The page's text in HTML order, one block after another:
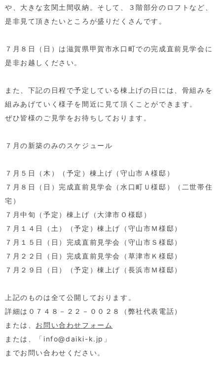
や、大きな玄関土間収納。そして、３階部分のロフトなど、
是非見て頂きたいところが盛りだくさんです。
７月８日（日）は滋賀県甲賀市水口町での完成直前見学会に
是非お越しください。
また、下記の日程で予定している棟上げの日には、骨組みを
組みあげていく様子を間近に見て頂くことができます。
ぜひ皆様のご見学をお待ちしております。
７月の新築のみのスケジュール
７月５日（木）（予定）棟上げ（守山市Ａ様邸）
７月８日（日）完成直前見学会（水口町Ｕ様邸）（二世帯住
宅）
７月中旬（予定）棟上げ（大津市Ｏ様邸）
７月１４日（土）（予定）棟上げ（守山市Ｍ様邸）
７月１５日（日）完成直前見学会（守山市Ｓ様邸）
７月２２日（日）完成直前見学会（草津市Ｋ様邸）
７月２９日（日）（予定）棟上げ（長浜市Ｍ様邸）
上記のものは全て公開しております。
詳細は０７４８－２２－００２８（弊社代表電話）
または、 お問い合わせフォーム
または、「info@daiki-k.jp」
までお問い合わせください。